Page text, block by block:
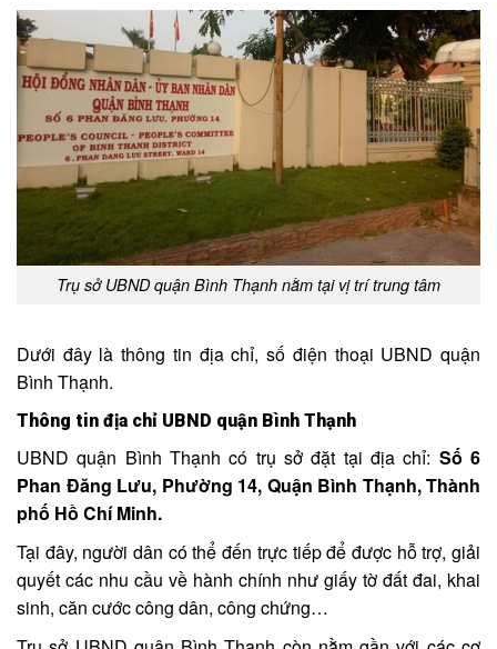
Trụ sở UBND quận Bình Thạnh nằm tại vị trí trung tâm
Dưới đây là thông tin địa chỉ, số điện thoại UBND quận
Bình Thạnh.
Thông tin địa chỉ UBND quận Bình Thạnh
UBND quận Bình Thạnh có trụ sở đặt tại địa chỉ: Số 6
Phan Đăng Lưu, Phường 14, Quận Bình Thạnh, Thành
phố Hồ Chí Minh.
Tại đây, người dân có thể đến trực tiếp để được hỗ trợ, giải
quyết các nhu cầu về hành chính như giấy tờ đất đai, khai
sinh, căn cước công dân, công chứng…